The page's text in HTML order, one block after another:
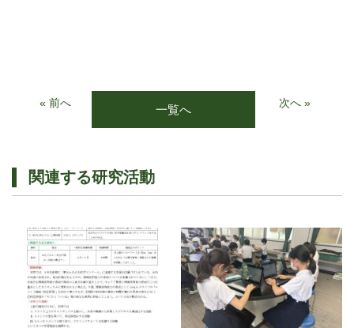
« 前へ 一覧へ 次へ »
関連する研究活動